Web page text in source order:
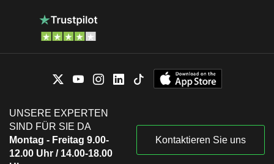
UNSERE EXPERTEN
SIND FÜR SIE DA
Montag - Freitag 9.00-
12.00 Uhr / 14.00-18.00
Kontaktieren Sie uns